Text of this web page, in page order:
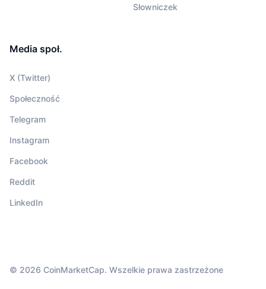
Słowniczek
Media społ.
X (Twitter)
Społeczność
Telegram
Instagram
Facebook
Reddit
LinkedIn
© 2026 CoinMarketCap. Wszelkie prawa zastrzeżone